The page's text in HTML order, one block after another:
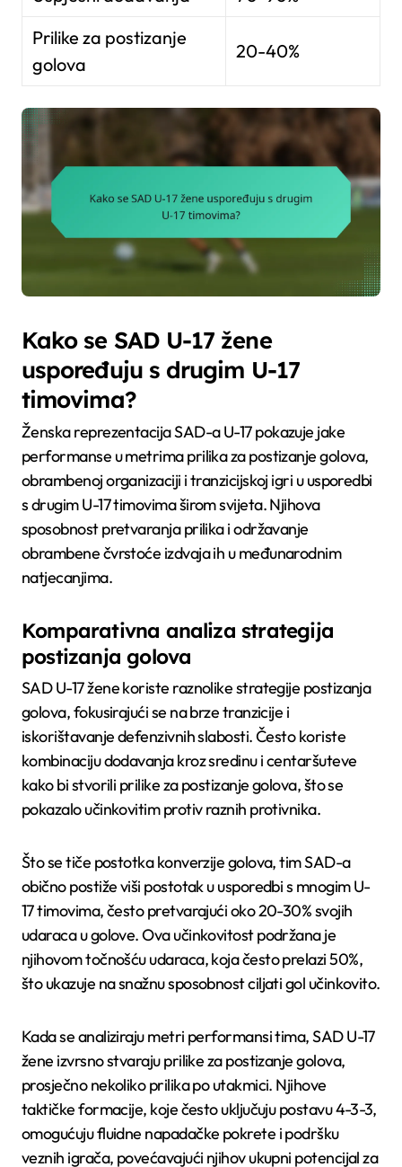
Prilike za postizanje
golova
20-40%
Kako se SAD U-17 žene
uspoređuju s drugim U-17
timovima?
Ženska reprezentacija SAD-a U-17 pokazuje jake
performanse u metrima prilika za postizanje golova,
obrambenoj organizaciji i tranzicijskoj igri u usporedbi
s drugim U-17 timovima širom svijeta. Njihova
sposobnost pretvaranja prilika i održavanje
obrambene čvrstoće izdvaja ih u međunarodnim
natjecanjima.
Komparativna analiza strategija
postizanja golova
SAD U-17 žene koriste raznolike strategije postizanja
golova, fokusirajući se na brze tranzicije i
iskorištavanje defenzivnih slabosti. Često koriste
kombinaciju dodavanja kroz sredinu i centaršuteve
kako bi stvorili prilike za postizanje golova, što se
pokazalo učinkovitim protiv raznih protivnika.
Što se tiče postotka konverzije golova, tim SAD-a
obično postiže viši postotak u usporedbi s mnogim U-
17 timovima, često pretvarajući oko 20-30% svojih
udaraca u golove. Ova učinkovitost podržana je
njihovom točnošću udaraca, koja često prelazi 50%,
što ukazuje na snažnu sposobnost ciljati gol učinkovito.
Kada se analiziraju metri performansi tima, SAD U-17
žene izvrsno stvaraju prilike za postizanje golova,
prosječno nekoliko prilika po utakmici. Njihove
taktičke formacije, koje često uključuju postavu 4-3-3,
omogućuju fluidne napadačke pokrete i podršku
veznih igrača, povećavajući njihov ukupni potencijal za